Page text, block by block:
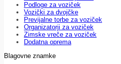
Podloge za voziček
Vozički za dvojčke
Previjalne torbe za voziček
Organizatorji za voziček
Zimske vreče za voziček
Dodatna oprema
Blagovne znamke